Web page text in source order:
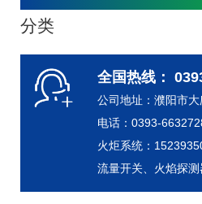
分类
全国热线：
公司地址：濮阳市
电话：0393-
火炬系统：
流量开关、火焰探